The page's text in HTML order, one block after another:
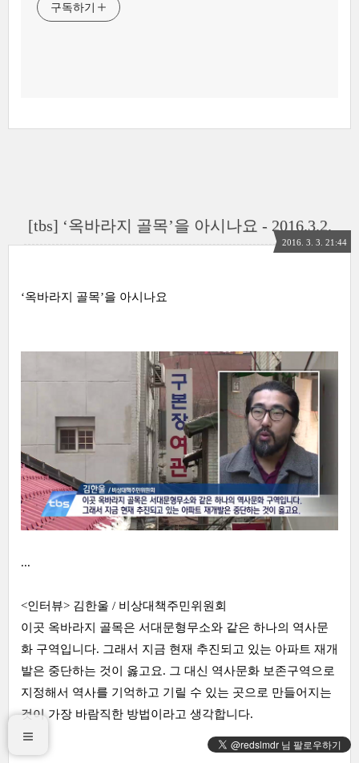
구독하기
[tbs] ‘옥바라지 골목’을 아시나요 - 2016.3.2.
2016. 3. 3. 21:44
‘옥바라지 골목’을 아시나요
...
<인터뷰> 김한울 / 비상대책주민위원회
이곳 옥바라지 골목은 서대문형무소와 같은 하나의 역사문
화 구역입니다. 그래서 지금 현재 추진되고 있는 아파트 재개
발은 중단하는 것이 옳고요. 그 대신 역사문화 보존구역으로
지정해서 역사를 기억하고 기릴 수 있는 곳으로 만들어지는
것이 가장 바람직한 방법이라고 생각합니다.